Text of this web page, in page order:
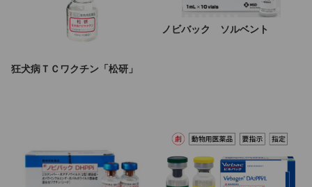
狂犬病ＴＣワクチン「松研」
ノビバック ソルベント